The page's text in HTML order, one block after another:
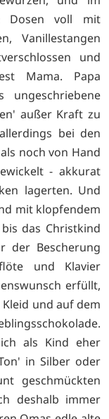
Dosen voll mit
Vanillestangen
und
Mama. Papa
außer Kraft zu
bei den
noch von Hand
- akkurat
lagerten. Und
mit klopfendem
das Christkind
der Bescherung
und Klavier
erfüllt,
und auf dem
als Kind eher
in Silber oder
geschmückten
deshalb immer